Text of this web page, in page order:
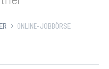
ONLINE-JOBBÖRSE